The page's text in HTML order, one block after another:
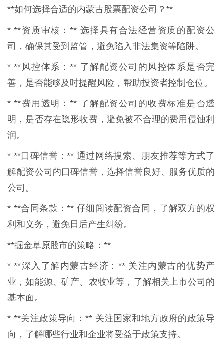
**如何选择合适的内蒙古股票配资公司？**
* **资质审核：** 选择具有合法经营资质的配资公
司，确保其受到监管，避免陷入非法集资等陷阱。
* **风控体系：** 了解配资公司的风控体系是否完
善，是否能够及时提醒风险，帮助投资者控制仓位。
* **费用透明：** 了解配资公司的收费标准是否透
明，是否存在隐形收费，避免被不合理的费用侵蚀利
润。
* **口碑信誉：** 通过网络搜索、朋友推荐等方式了
解配资公司的口碑信誉，选择信誉良好、服务优质的
公司。
* **合同条款：** 仔细阅读配资合同，了解双方的权
利和义务，避免日后产生纠纷。
**掘金草原股市的策略：**
* **深入了解内蒙古经济：** 关注内蒙古的优势产
业，如能源、矿产、农牧业等，了解相关上市公司的
基本面。
* **关注政策导向：** 关注国家和地方政府的政策导
向，了解哪些行业和企业将受益于政策支持。